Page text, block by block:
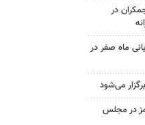
در
ماه صفر در
می‌شود
در مجلس